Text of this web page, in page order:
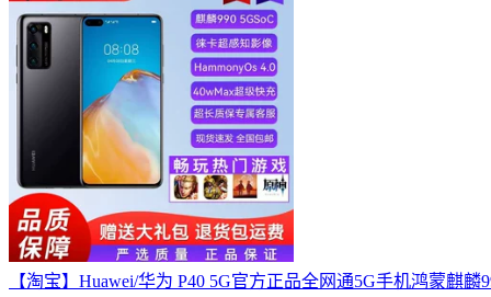
【淘宝】Huawei/华为 P40 5G官方正品全网通5G手机鸿蒙麒麟